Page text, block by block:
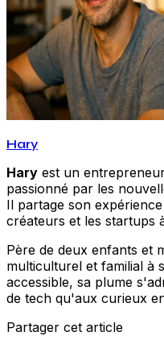
Hary
Hary est un
passionné par les
Il partage son
créateurs et les startups
Père de deux enfants et
multiculturel et familial à
accessible, sa plume
de tech qu'aux curieux
Partager cet article